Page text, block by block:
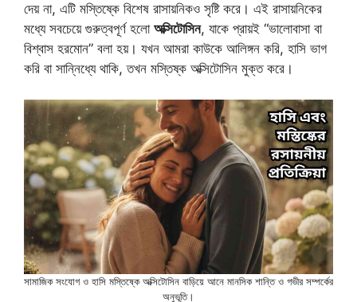
দেয় না, এটি মস্তিষ্কে বিশেষ রাসায়নিকও সৃষ্টি করে। এই রাসায়নিকের
মধ্যে সবচেয়ে গুরুত্বপূর্ণ হলো অক্সিটোসিন, যাকে প্রায়ই “ভালোবাসা বা
বিশ্বাস হরমোন” বলা হয়। যখন আমরা কাউকে আলিঙ্গন করি, হাসি ভাগ
করি বা সান্নিধ্যে থাকি, তখন মস্তিষ্ক অক্সিটোসিন মুক্ত করে।
সামাজিক সংযোগ ও হাসি মস্তিষ্কে অক্সিটোসিন বাড়িয়ে আনে মানসিক শান্তি ও গভীর সম্পর্কের
অনুভূতি।